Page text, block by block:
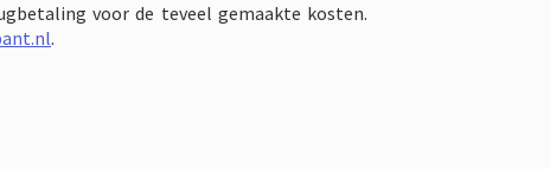
voor de teveel gemaakte kosten.
.